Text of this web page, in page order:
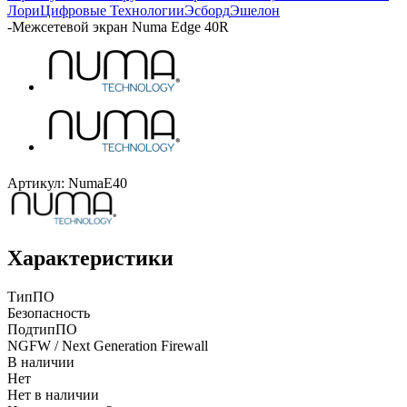
ЛориЦифровые ТехнологииЭсбордЭшелон
-Межсетевой экран Numa Edge 40R
Артикул: NumaE40
Характеристики
ТипПО
Безопасность
ПодтипПО
NGFW / Next Generation Firewall
В наличии
Нет
Нет в наличии